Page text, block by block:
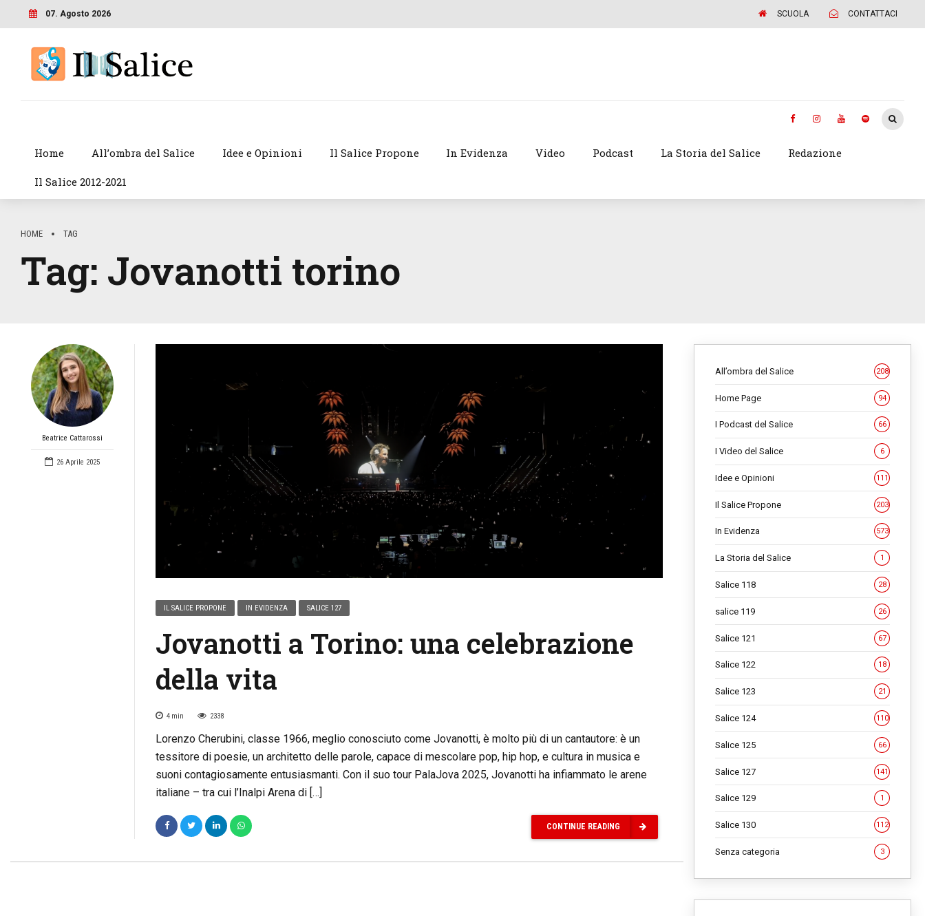
07. Agosto 2026 SCUOLA CONTATTACI
Home All’ombra del Salice Idee e Opinioni Il Salice Propone In Evidenza Video Podcast La Storia del Salice Redazione
Il Salice 2012-2021
HOME TAG
Tag: Jovanotti torino
Beatrice Cattarossi
26 Aprile 2025
IL SALICE PROPONE IN EVIDENZA SALICE 127
Jovanotti a Torino: una celebrazione
della vita
4 min 2338
Lorenzo Cherubini, classe 1966, meglio conosciuto come Jovanotti, è molto più di un cantautore: è un
tessitore di poesie, un architetto delle parole, capace di mescolare pop, hip hop, e cultura in musica e
suoni contagiosamente entusiasmanti. Con il suo tour PalaJova 2025, Jovanotti ha infiammato le arene
italiane – tra cui l’Inalpi Arena di […]
CONTINUE READING
All’ombra del Salice 208
Home Page 94
I Podcast del Salice 66
I Video del Salice 6
Idee e Opinioni 111
Il Salice Propone 203
In Evidenza 573
La Storia del Salice 1
Salice 118 28
salice 119 26
Salice 121 67
Salice 122 18
Salice 123 21
Salice 124 110
Salice 125 66
Salice 127 141
Salice 129 1
Salice 130 112
Senza categoria 3